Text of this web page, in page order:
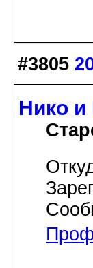
#3805
Нико и